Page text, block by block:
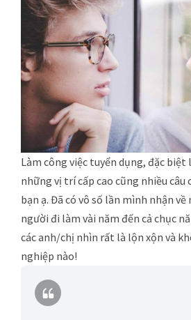
Làm công việc tuyển dụng, đặc biệt
những vị trí cấp cao cũng nhiều câu
bạn ạ. Đã có vô số lần mình nhận về
người đi làm vài năm đến cả chục
các anh/chị nhìn rất là lộn xộn và
nghiệp nào!